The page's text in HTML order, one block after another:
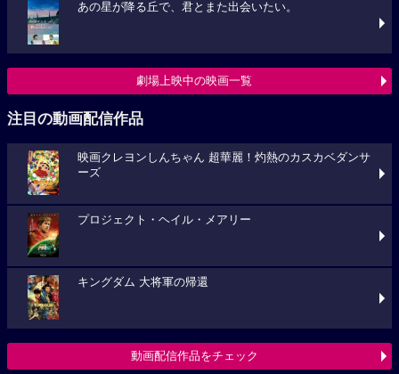
あの星が降る丘で、君とまた出会いたい。
劇場上映中の映画一覧
注目の動画配信作品
映画クレヨンしんちゃん 超華麗！灼熱のカスカベダンサ
ーズ
プロジェクト・ヘイル・メアリー
キングダム 大将軍の帰還
動画配信作品をチェック